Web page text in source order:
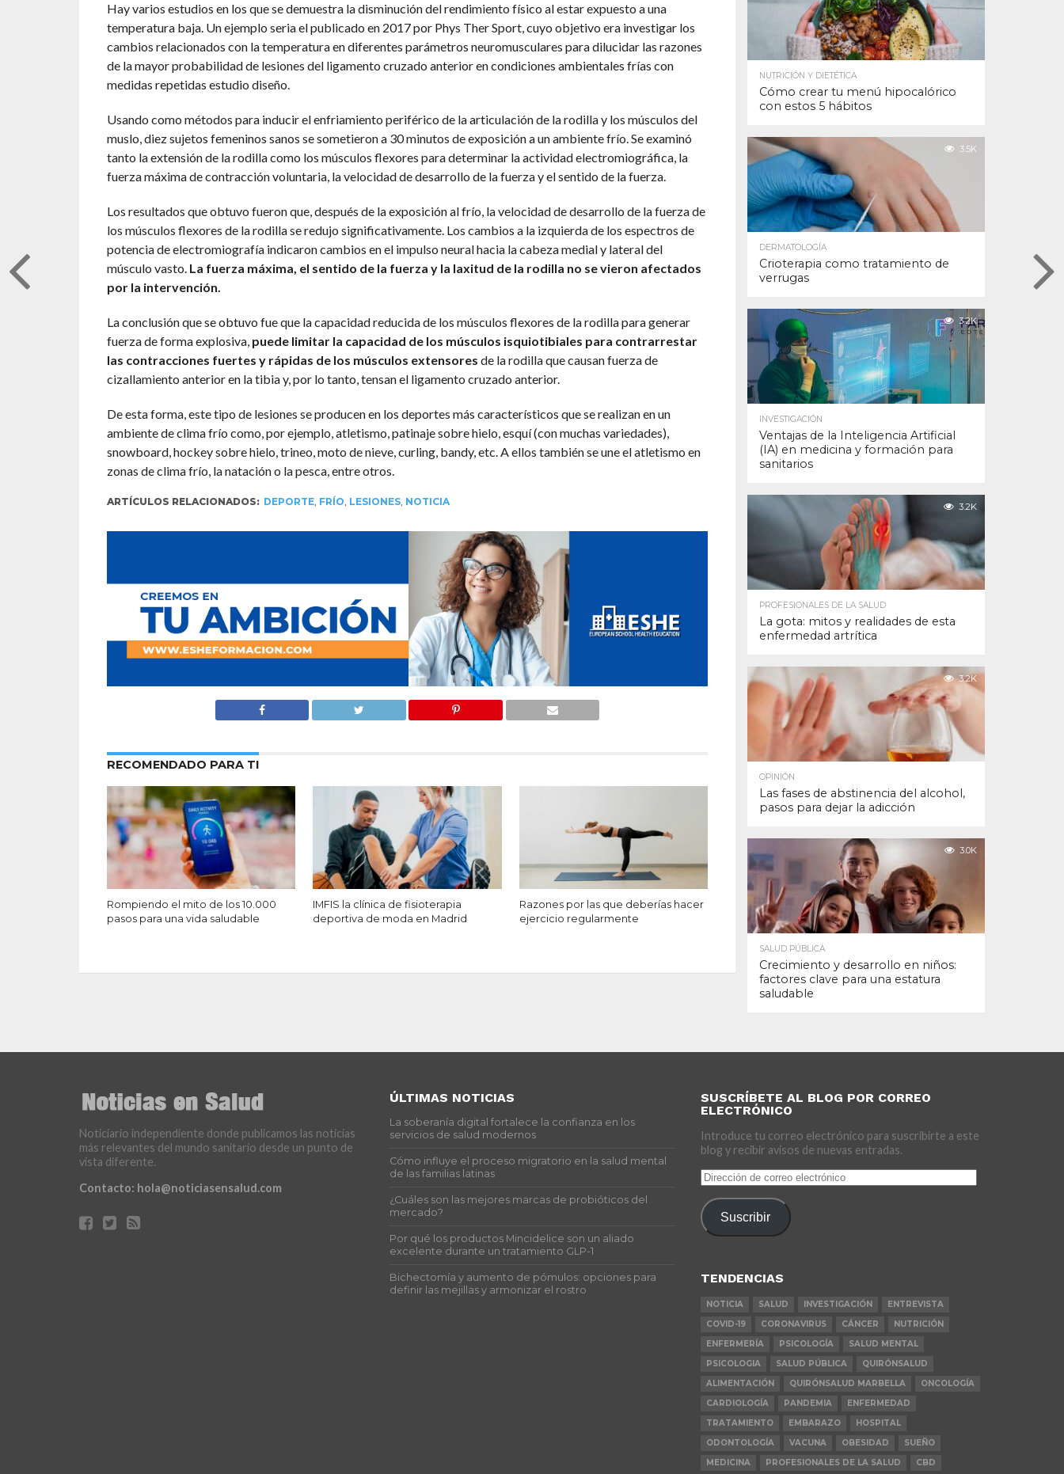
Hay varios estudios en los que se demuestra la disminución del rendimiento físico al estar expuesto a una
temperatura baja. Un ejemplo seria el publicado en 2017 por Phys Ther Sport, cuyo objetivo era investigar los
cambios relacionados con la temperatura en diferentes parámetros neuromusculares para dilucidar las razones
de la mayor probabilidad de lesiones del ligamento cruzado anterior en condiciones ambientales frías con
medidas repetidas estudio diseño.
Usando como métodos para inducir el enfriamiento periférico de la articulación de la rodilla y los músculos del
muslo, diez sujetos femeninos sanos se sometieron a 30 minutos de exposición a un ambiente frío. Se examinó
tanto la extensión de la rodilla como los músculos flexores para determinar la actividad electromiográfica, la
fuerza máxima de contracción voluntaria, la velocidad de desarrollo de la fuerza y el sentido de la fuerza.
Los resultados que obtuvo fueron que, después de la exposición al frío, la velocidad de desarrollo de la fuerza de
los músculos flexores de la rodilla se redujo significativamente. Los cambios a la izquierda de los espectros de
potencia de electromiografía indicaron cambios en el impulso neural hacia la cabeza medial y lateral del
músculo vasto. La fuerza máxima, el sentido de la fuerza y la laxitud de la rodilla no se vieron afectados
por la intervención.
La conclusión que se obtuvo fue que la capacidad reducida de los músculos flexores de la rodilla para generar
fuerza de forma explosiva, puede limitar la capacidad de los músculos isquiotibiales para contrarrestar
las contracciones fuertes y rápidas de los músculos extensores de la rodilla que causan fuerza de
cizallamiento anterior en la tibia y, por lo tanto, tensan el ligamento cruzado anterior.
De esta forma, este tipo de lesiones se producen en los deportes más característicos que se realizan en un
ambiente de clima frío como, por ejemplo, atletismo, patinaje sobre hielo, esquí (con muchas variedades),
snowboard, hockey sobre hielo, trineo, moto de nieve, curling, bandy, etc. A ellos también se une el atletismo en
zonas de clima frío, la natación o la pesca, entre otros.
ARTÍCULOS RELACIONADOS: DEPORTE, FRÍO, LESIONES, NOTICIA
RECOMENDADO PARA TI
Rompiendo el mito de los 10.000
pasos para una vida saludable
IMFIS la clínica de fisioterapia
deportiva de moda en Madrid
Razones por las que deberías hacer
ejercicio regularmente
NUTRICIÓN Y DIETÉTICA
Cómo crear tu menú hipocalórico
con estos 5 hábitos
3.5K
DERMATOLOGÍA
Crioterapia como tratamiento de
verrugas
3.2K
INVESTIGACIÓN
Ventajas de la Inteligencia Artificial
(IA) en medicina y formación para
sanitarios
3.2K
PROFESIONALES DE LA SALUD
La gota: mitos y realidades de esta
enfermedad artrítica
3.2K
OPINIÓN
Las fases de abstinencia del alcohol,
pasos para dejar la adicción
3.0K
SALUD PÚBLICA
Crecimiento y desarrollo en niños:
factores clave para una estatura
saludable
Noticiario independiente donde publicamos las noticias
más relevantes del mundo sanitario desde un punto de
vista diferente.
Contacto: hola@noticiasensalud.com
ÚLTIMAS NOTICIAS
La soberanía digital fortalece la confianza en los
servicios de salud modernos
Cómo influye el proceso migratorio en la salud mental
de las familias latinas
¿Cuáles son las mejores marcas de probióticos del
mercado?
Por qué los productos Mincidelice son un aliado
excelente durante un tratamiento GLP-1
Bichectomía y aumento de pómulos: opciones para
definir las mejillas y armonizar el rostro
SUSCRÍBETE AL BLOG POR CORREO
ELECTRÓNICO
Introduce tu correo electrónico para suscribirte a este
blog y recibir avisos de nuevas entradas.
Dirección
de
correo
electrónico
Suscribir
TENDENCIAS
NOTICIA SALUD INVESTIGACIÓN
ENTREVISTA
COVID-19
CORONAVIRUS CÁNCER
NUTRICIÓN
ENFERMERÍA
PSICOLOGÍA
SALUD MENTAL
PSICOLOGIA
SALUD PÚBLICA
QUIRÓNSALUD
ALIMENTACIÓN
QUIRÓNSALUD MARBELLA
ONCOLOGÍA
CARDIOLOGÍA
PANDEMIA
ENFERMEDAD
TRATAMIENTO
EMBARAZO
HOSPITAL
ODONTOLOGÍA
VACUNA OBESIDAD
SUEÑO
MEDICINA
PROFESIONALES DE LA SALUD CBD